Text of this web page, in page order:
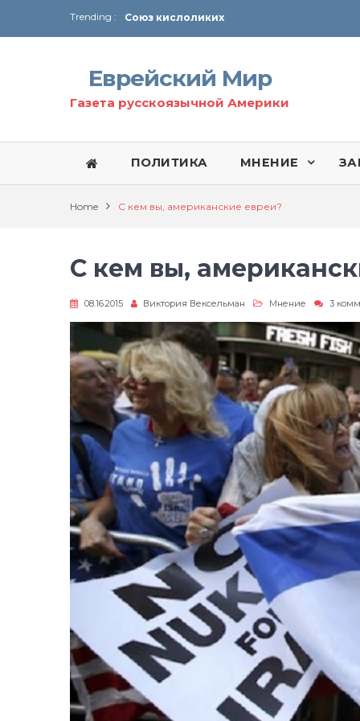
Trending :
Соглашение США с Ираном
Технология Революции в Иране
От Ирана до Ливана и Газы
Еврейский Мир
Газета русскоязычной Америки
ПОЛИТИКА МНЕНИЕ
Home С кем вы, американские евреи?
С кем вы,
08.16.2015 Виктория Вексельман Мнение 3